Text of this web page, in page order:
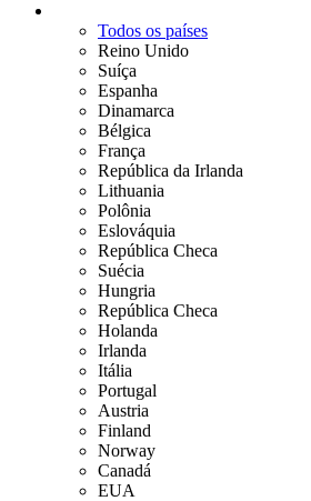
Todos os países
Reino Unido
Suíça
Espanha
Dinamarca
Bélgica
França
República da Irlanda
Lithuania
Polônia
Eslováquia
República Checa
Suécia
Hungria
República Checa
Holanda
Irlanda
Itália
Portugal
Austria
Finland
Norway
Canadá
EUA